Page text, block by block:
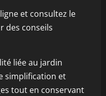
et consultez le
des conseils
liée au jardin
simplification et
tout en conservant